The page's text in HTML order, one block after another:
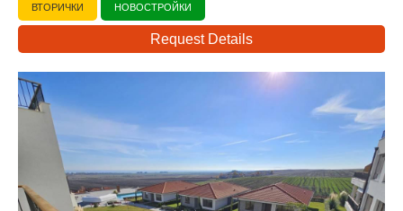
Расширенный поиск
ВТОРИЧКИ НОВОСТРОЙКИ
Request Details